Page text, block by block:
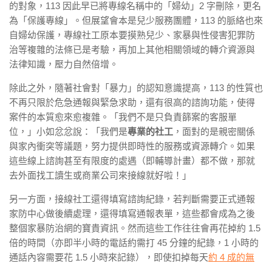
的對象，113 因此早已將專線名稱中的「婦幼」2 字刪除，更名
為「保護專線」。但展望會本是兒少服務團體，113 的脈絡也來
自婦幼保護，專線社工原本要摸熟兒少、家暴與性侵害犯罪防
治等複雜的法條已是考驗，再加上其他相關領域的轉介資源與
法律知識，壓力自然倍增。
除此之外，隨著社會對「暴力」的認知意識提高，113 的性質也
不再只限於危急通報與緊急求助，還有很高的諮詢功能，使得
案件的本質愈來愈複雜。「我們不是只負責篩案的客服單
位，」小如忿忿說：「我們是專業的社工 ，面對的是親密關係
與家內衝突等議題，努力提供即時性的服務或資源轉介。如果
這些線上諮詢甚至有限度的處遇（即輔導計畫）都不做，那就
去外面找工讀生或商業公司來接線就好啦！」
另一方面，接線社工還得填寫諮詢紀錄，若判斷需要正式通報
家防中心做後續處理，還得填寫通報表單，這些都會成為之後
整個家暴防治網的寶貴資訊。然而這些工作往往會再花掉約 1.5
倍的時間（亦即半小時的電話約需打 45 分鐘的紀錄，1 小時的
通話內容需要花 1.5 小時來記錄），即使扣掉每天約 4 成的無